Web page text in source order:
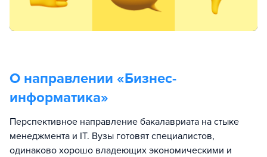
О направлении «Бизнес-
информатика»
Перспективное направление бакалавриата на стыке
менеджмента и IT. Вузы готовят специалистов,
одинаково хорошо владеющих экономическими и